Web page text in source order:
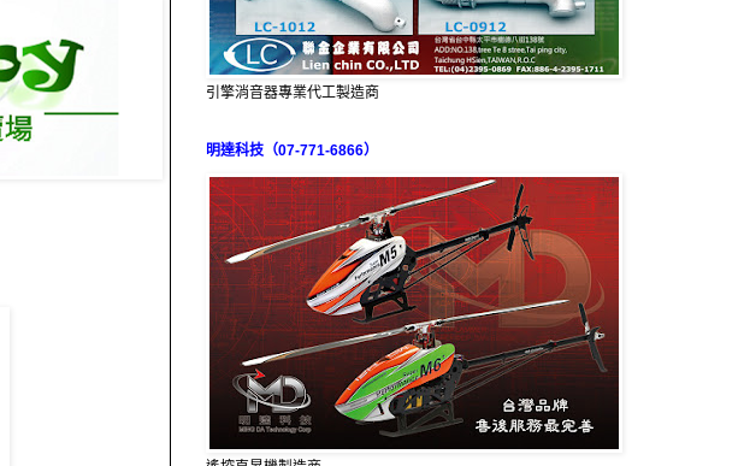
引擎消音器專業代工製造商
明達科技（07-771-6866）